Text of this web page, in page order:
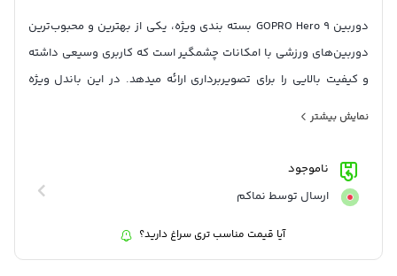
دوربین GOPRO Hero 9 بسته بندی ویژه، یکی از بهترین و محبوب‌ترین
دوربین‌های ورزشی با امکانات چشمگیر است که کاربری وسیعی داشته
و کیفیت بالایی را برای تصویربرداری ارائه میدهد. در این باندل ویژه
نمایش بیشتر
ناموجود
ارسال توسط نماکم
آیا قیمت مناسب تری سراغ دارید؟